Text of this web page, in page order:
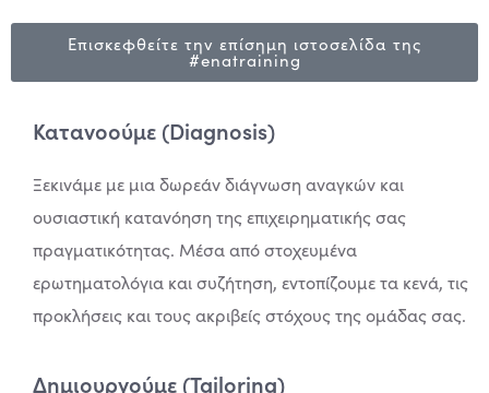
Επισκεφθείτε την επίσημη ιστοσελίδα της
#enatraining
Κατανοούμε (Diagnosis)
Ξεκινάμε με μια δωρεάν διάγνωση αναγκών και
ουσιαστική κατανόηση της επιχειρηματικής σας
πραγματικότητας. Μέσα από στοχευμένα
ερωτηματολόγια και συζήτηση, εντοπίζουμε τα κενά, τις
προκλήσεις και τους ακριβείς στόχους της ομάδας σας.
Δημιουργούμε (Tailoring)